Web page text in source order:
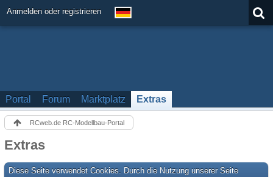
Anmelden oder registrieren
Portal Forum Marktplatz Extras
RCweb.de RC-Modellbau-Portal
Extras
Diese Seite verwendet Cookies. Durch die Nutzung unserer Seite